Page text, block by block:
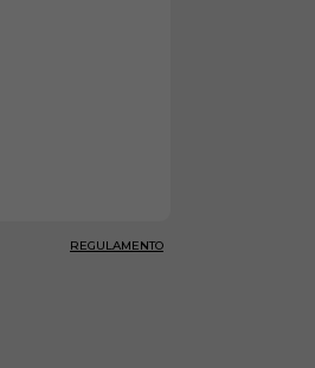
REGULAMENTO